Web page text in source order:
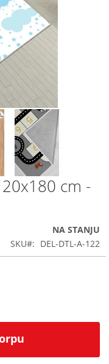
cm -
NA STANJU
SKU
DEL-DTL-A-122